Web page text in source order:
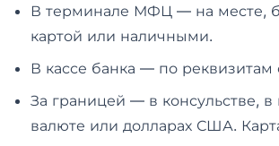
В терминале МФЦ — на месте,
картой или наличными.
В кассе банка — по
За границей — в консульстве, в
валюте или долларах США.